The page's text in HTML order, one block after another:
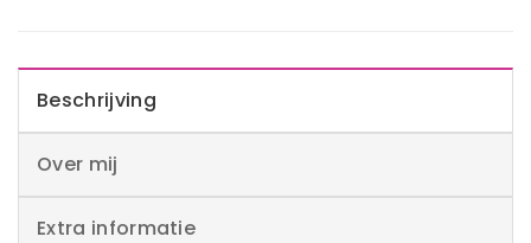
Beschrijving
Over mij
Extra informatie